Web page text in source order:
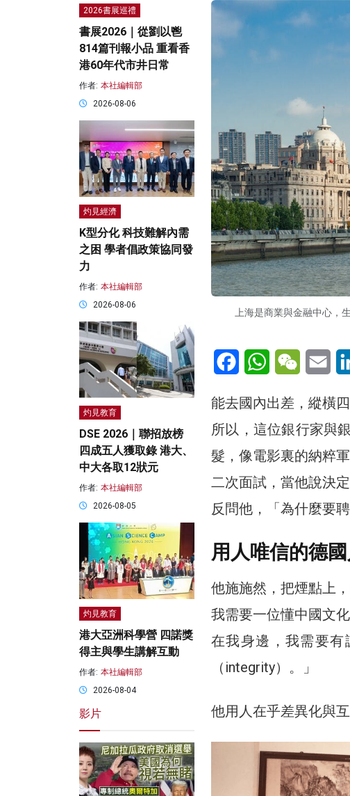
上海是商業與金融中心，
FacebookWhatsAppWeChatEmail
能去國內出差，縱橫
所以，這位銀行家與
髮，像電影裏的納粹
二次面試，當他說決
反問他，「為什麼要
用人唯信的德
他施施然，把煙點上
我需要一位懂中國文
在我身邊，我需要
（integrity）。」
他用人在乎差異化與
2026書展巡禮
書展2026｜從劉以鬯
814篇刊報小品 重看香
港60年代市井日常
作者: 本社編輯部
2026-08-06
灼見經濟
K型分化 科技難解內需
之困 學者倡政策協同發
力
作者: 本社編輯部
2026-08-06
灼見教育
DSE 2026｜聯招放榜
四成五人獲取錄 港大、
中大各取12狀元
作者: 本社編輯部
2026-08-05
灼見教育
港大亞洲科學營 四諾獎
得主與學生講解互動
作者: 本社編輯部
2026-08-04
影片